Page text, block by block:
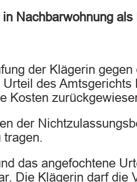
in Nachbarwohnung
der Klägerin
Urteil des
Kosten
der
tragen.
das angefochtene
Die Klägerin darf die